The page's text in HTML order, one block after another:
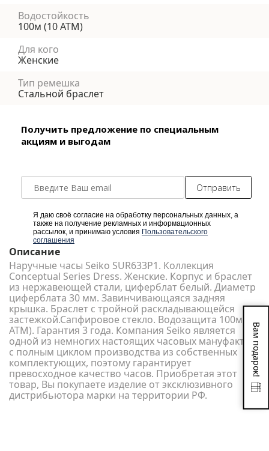
Водостойкость
100м (10 АТМ)
Для кого
Женские
Тип ремешка
Стальной браслет
Получить предложение по специальным
акциям и выгодам
Отправить
Я даю своё согласие на обработку персональных данных, а
также на получение рекламных и информационных
рассылок, и принимаю условия Пользовательского
соглашения
Описание
Наручные часы Seiko SUR633P1. Коллекция
Conceptual Series Dress. Женские. Корпус и браслет
из нержавеющей стали, циферблат белый. Диаметр
циферблата 30 мм. Завинчивающаяся задняя
крышка. Браслет с тройной раскладывающейся
застежкой.Сапфировое стекло. Водозащита 100м (10
АТМ). Гарантия 3 года. Компания Seiko является
одной из немногих настоящих часовых мануфактур
с полным циклом производства из собственных
комплектующих, поэтому гарантирует
превосходное качество часов. Приобретая этот
товар, Вы покупаете изделие от эксклюзивного
дистрибьютора марки на территории РФ.
Вам подарок!